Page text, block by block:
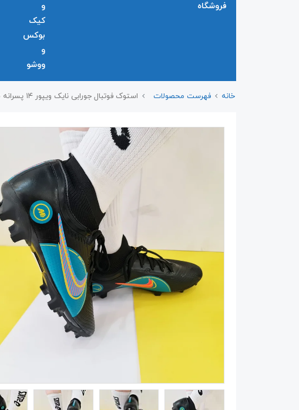
فروشگاه
و
کیک
بوکس
و
ووشو
خانه فهرست محصولات استوک فوتبال جورابی نایک ویپور ۱۴ پسرانه ۳۵ تا ۳۹